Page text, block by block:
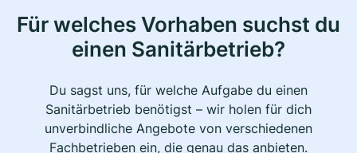
Für welches Vorhaben suchst du
einen Sanitärbetrieb?
Du sagst uns, für welche Aufgabe du einen
Sanitärbetrieb benötigst – wir holen für dich
unverbindliche Angebote von verschiedenen
Fachbetrieben ein, die genau das anbieten.